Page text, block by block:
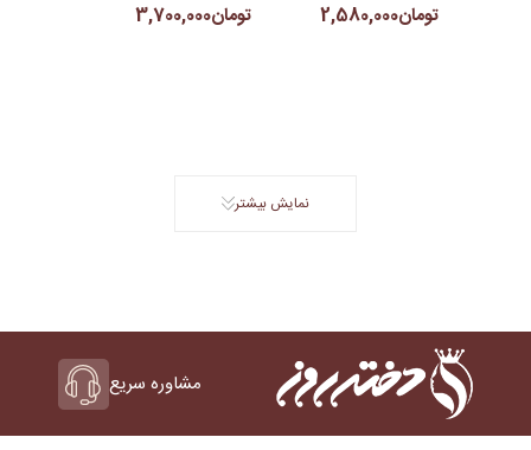
تومان2,580,000 تومان3,700,000
نمایش بیشتر
مشاوره سریع